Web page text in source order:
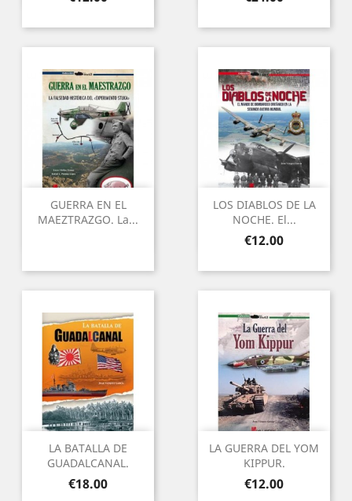
GUERRA EN EL
MAEZTRAZGO. La...
LOS DIABLOS DE LA
NOCHE. El...
Price
€12.00
LA BATALLA DE
GUADALCANAL.
Price
€18.00
LA GUERRA DEL YOM
KIPPUR.
Price
€12.00